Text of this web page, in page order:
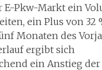
E-Pkw-Markt ein
ein Plus von 32
Monaten des
ergibt sich
ein Anstieg der